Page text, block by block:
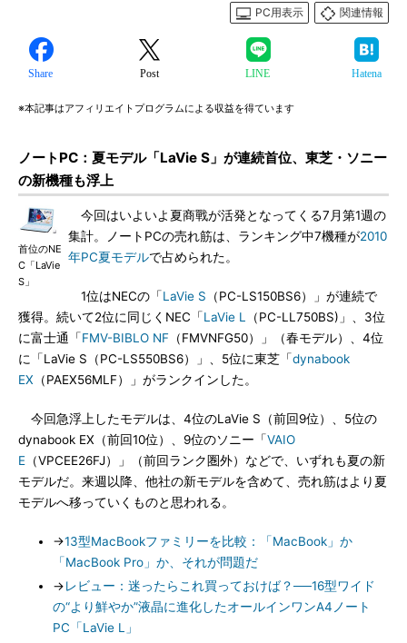
PC用表示
関連情報
Share Post LINE Hatena
※本記事はアフィリエイトプログラムによる収益を得ています
ノートPC：夏モデル「LaVie S」が連続首位、東芝・ソニー
の新機種も浮上
首位のNE
C「LaVie
S」
今回はいよいよ夏商戰が活発となってくる7月第1週の
集計。ノートPCの売れ筋は、ランキング中7機種が2010
年PC夏モデルで占められた。
1位はNECの「LaVie S （PC-LS150BS6）」が連続で
獲得。続いて2位に同じくNEC「LaVie L
（PC-LL750BS)」、3位
に富士通「FMV-BIBLO NF （FMVNFG50）」（春モデル）、4位
に「LaVie S（PC-LS550BS6）」、5位に東芝「dynabook
EX （PAEX56MLF）」がランクインした。
今回急浮上したモデルは、4位のLaVie S（前回9位）、5位の
dynabook EX（前回10位）、9位のソニー「VAIO
E （VPCEE26FJ）」（前回ランク圏外）などで、いずれも夏の新
モデルだ。来週以降、他社の新モデルを含めて、売れ筋はより夏
モデルへ移っていくものと思われる。
→13型MacBookファミリーを比較：「MacBook」か
「MacBook Pro」か、それが問題だ
→レビュー：迷ったらこれ買っておけば？──16型ワイド
の“より鮮やか”液晶に進化したオールインワンA4ノート
PC「LaVie L」